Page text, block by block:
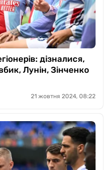
дізналися,
Лунін, Зінченко
21 жовтня 2024, 08:22